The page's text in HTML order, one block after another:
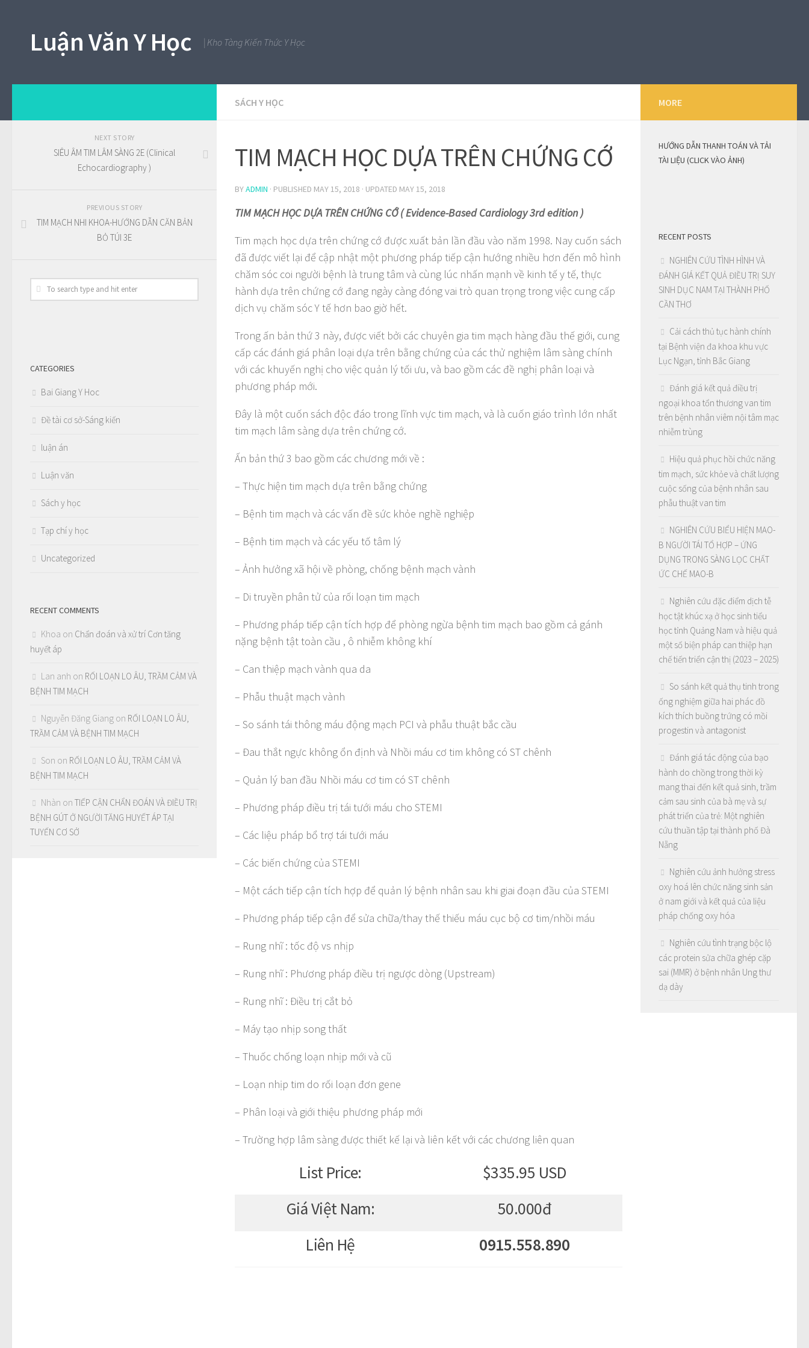
Luận Văn Y Học | Kho Tàng Kiến Thức Y Học
SÁCH Y HỌC
TIM MẠCH HỌC DỰA TRÊN CHỨNG CỚ
BYADMIN · PUBLISHED MAY 15, 2018 · UPDATED MAY 15, 2018
TIM MẠCH HỌC DỰA TRÊN CHỨNG CỚ ( Evidence-Based Cardiology 3rd edition )
Tim mạch học dựa trên chứng cớ được xuất bản lần đầu vào năm 1998. Nay cuốn sách
đã được viết lại để cập nhật một phương pháp tiếp cận hướng nhiều hơn đến mô hình
chăm sóc coi người bệnh là trung tâm và cùng lúc nhấn mạnh về kinh tế y tế, thực
hành dựa trên chứng cớ đang ngày càng đóng vai trò quan trọng trong việc cung cấp
dịch vụ chăm sóc Y tế hơn bao giờ hết.
Trong ấn bản thứ 3 này, được viết bởi các chuyên gia tim mạch hàng đầu thế giới, cung
cấp các đánh giá phân loại dựa trên bằng chứng của các thử nghiệm lâm sàng chính
với các khuyến nghị cho việc quản lý tối ưu, và bao gồm các đề nghị phân loại và
phương pháp mới.
Đây là một cuốn sách độc đáo trong lĩnh vực tim mạch, và là cuốn giáo trình lớn nhất
tim mạch lâm sàng dựa trên chứng cớ.
Ấn bản thứ 3 bao gồm các chương mới về :
– Thực hiện tim mạch dựa trên bằng chứng
– Bệnh tim mạch và các vấn đề sức khỏe nghề nghiệp
– Bệnh tim mạch và các yếu tố tâm lý
– Ảnh hưởng xã hội về phòng, chống bệnh mạch vành
– Di truyền phân tử của rối loạn tim mạch
– Phương pháp tiếp cận tích hợp để phòng ngừa bệnh tim mạch bao gồm cả gánh
nặng bệnh tật toàn cầu , ô nhiễm không khí
– Can thiệp mạch vành qua da
– Phẫu thuật mạch vành
– So sánh tái thông máu động mạch PCI và phẫu thuật bắc cầu
– Đau thắt ngực không ổn định và Nhồi máu cơ tim không có ST chênh
– Quản lý ban đầu Nhồi máu cơ tim có ST chênh
– Phương pháp điều trị tái tưới máu cho STEMI
– Các liệu pháp bổ trợ tái tưới máu
– Các biến chứng của STEMI
– Một cách tiếp cận tích hợp để quản lý bệnh nhân sau khi giai đoạn đầu của STEMI
– Phương pháp tiếp cận để sửa chữa/thay thế thiếu máu cục bộ cơ tim/nhồi máu
– Rung nhĩ : tốc độ vs nhịp
– Rung nhĩ : Phương pháp điều trị ngược dòng (Upstream)
– Rung nhĩ : Điều trị cắt bỏ
– Máy tạo nhịp song thất
– Thuốc chống loạn nhịp mới và cũ
– Loạn nhịp tim do rối loạn đơn gene
– Phân loại và giới thiệu phương pháp mới
– Trường hợp lâm sàng được thiết kế lại và liên kết với các chương liên quan
List Price:
$335.95 USD
Giá Việt Nam:
50.000đ
Liên Hệ
0915.558.890
NEXT STORY
SIÊU ÂM TIM LÂM SÀNG 2E (Clinical
Echocardiography )
PREVIOUS STORY
TIM MẠCH NHI KHOA-HƯỚNG DẪN CĂN BẢN
BỎ TÚI 3E
CATEGORIES
Bai Giang Y Hoc
Đề tài cơ sở-Sáng kiến
luận án
Luận văn
Sách y học
Tạp chí y học
Uncategorized
RECENT COMMENTS
Khoa on Chẩn đoán và xử trí Cơn tăng
huyết áp
Lan anh on RỐI LOẠN LO ÂU, TRẦM CẢM VÀ
BỆNH TIM MẠCH
Nguyễn Đăng Giang on RỐI LOẠN LO ÂU,
TRẦM CẢM VÀ BỆNH TIM MẠCH
Son on RỐI LOẠN LO ÂU, TRẦM CẢM VÀ
BỆNH TIM MẠCH
Nhàn on TIẾP CẬN CHẨN ĐOÁN VÀ ĐIỀU TRỊ
BỆNH GÚT Ở NGƯỜI TĂNG HUYẾT ÁP TẠI
TUYẾN CƠ SỞ
MORE
HƯỚNG DẪN THANH TOÁN VÀ TẢI
TÀI LIỆU (CLICK VÀO ẢNH)
RECENT POSTS
NGHIÊN CỨU TÌNH HÌNH VÀ
ĐÁNH GIÁ KẾT QUẢ ĐIỀU TRỊ SUY
SINH DỤC NAM TẠI THÀNH PHỐ
CẦN THƠ
Cải cách thủ tục hành chính
tại Bệnh viện đa khoa khu vực
Lục Ngạn, tỉnh Bắc Giang
Đánh giá kết quả điều trị
ngoại khoa tổn thương van tim
trên bệnh nhân viêm nội tâm mạc
nhiễm trùng
Hiệu quả phục hồi chức năng
tim mạch, sức khỏe và chất lượng
cuộc sống của bệnh nhân sau
phẫu thuật van tim
NGHIÊN CỨU BIỂU HIỆN MAO-
B NGƯỜI TÁI TỔ HỢP – ỨNG
DỤNG TRONG SÀNG LỌC CHẤT
ỨC CHẾ MAO-B
Nghiên cứu đặc điểm dịch tễ
học tật khúc xạ ở học sinh tiểu
học tỉnh Quảng Nam và hiệu quả
một số biện pháp can thiệp hạn
chế tiến triển cận thị (2023 – 2025)
So sánh kết quả thụ tinh trong
ống nghiệm giữa hai phác đồ
kích thích buồng trứng có mồi
progestin và antagonist
Đánh giá tác động của bạo
hành do chồng trong thời kỳ
mang thai đến kết quả sinh, trầm
cảm sau sinh của bà mẹ và sự
phát triển của trẻ: Một nghiên
cứu thuần tập tại thành phố Đà
Nẵng
Nghiên cứu ảnh hưởng stress
oxy hoá lên chức năng sinh sản
ở nam giới và kết quả của liệu
pháp chống oxy hóa
Nghiên cứu tình trạng bộc lộ
các protein sửa chữa ghép cặp
sai (MMR) ở bệnh nhân Ung thư
dạ dày